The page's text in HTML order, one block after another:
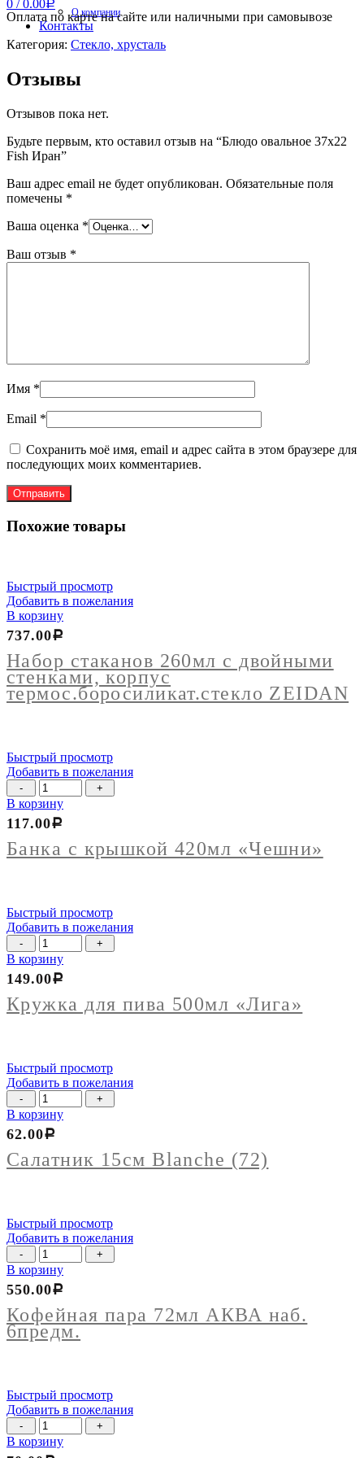
0 / 0.00Р
О компании
Контакты
Оплата по карте на сайте или наличными при самовывозе
Категория: Стекло, хрусталь
Отзывы
Отзывов пока нет.
Будьте первым, кто оставил отзыв на “Блюдо овальное 37х22
Fish Иран”
Ваш адрес email не будет опубликован. Обязательные поля
помечены *
Ваша оценка *
Ваш отзыв *
Имя *
Email *
Сохранить моё имя, email и адрес сайта в этом браузере для
последующих моих комментариев.
Похожие товары
Быстрый просмотр
Добавить в пожелания
В корзину
Набор стаканов 260мл с двойными
стенками, корпус
термос.боросиликат.стекло ZEIDAN
737.00Р
Быстрый просмотр
Добавить в пожелания
Количество
товара
Банка
с
крышкой
420мл
В корзину
Банка с крышкой 420мл «Чешни»
117.00Р
Быстрый просмотр
Добавить в пожелания
Количество
товара
Кружка
для
пива
500мл
В корзину
Кружка для пива 500мл «Лига»
149.00Р
Быстрый просмотр
Добавить в пожелания
Количество
товара
Салатник
15см
Blanche
(72)
В корзину
Салатник 15см Blanche (72)
62.00Р
Быстрый просмотр
Добавить в пожелания
Количество
товара
Кофейная
пара
72мл
АКВА
наб.
В корзину
Кофейная пара 72мл АКВА наб.
6предм.
550.00Р
Быстрый просмотр
Добавить в пожелания
Количество
товара
Стакан
В корзину